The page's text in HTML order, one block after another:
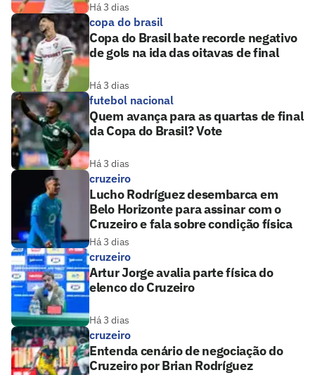
Há 3 dias
copa do brasil
Copa do Brasil bate recorde negativo
de gols na ida das oitavas de final
Há 3 dias
futebol nacional
Quem avança para as quartas de final
da Copa do Brasil? Vote
Há 3 dias
cruzeiro
Lucho Rodríguez desembarca em
Belo Horizonte para assinar com o
Cruzeiro e fala sobre condição física
Há 3 dias
cruzeiro
Artur Jorge avalia parte física do
elenco do Cruzeiro
Há 3 dias
cruzeiro
Entenda cenário de negociação do
Cruzeiro por Brian Rodríguez